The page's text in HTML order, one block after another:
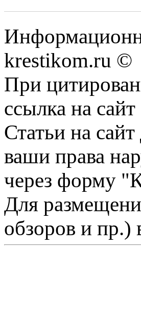
krestikom.ru ©
При
ссылка на сайт
Статьи на
ваши права
через форму
Для
обзоров и пр.)